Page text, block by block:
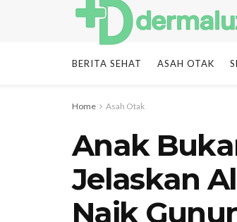
BERITA SEHAT ASAH OTAK
Home Asah Otak
Anak
Jelaskan
Naik